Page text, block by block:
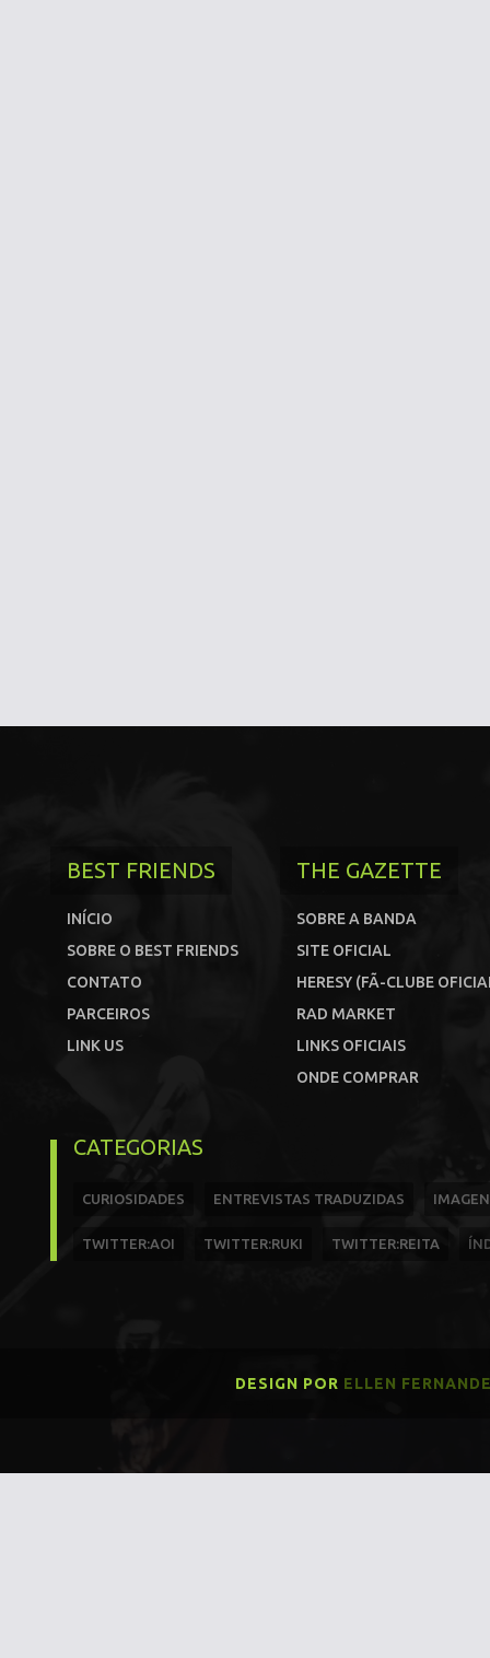
BEST FRIENDS
INÍCIO
SOBRE O BEST FRIENDS
CONTATO
PARCEIROS
LINK US
THE GAZETTE
SOBRE A BANDA
SITE OFICIAL
HERESY (FÃ-CLUBE
RAD MARKET
LINKS OFICIAIS
ONDE COMPRAR
CATEGORIAS
CURIOSIDADES ENTREVISTAS TRADUZIDAS
TWITTER:AOI TWITTER:RUKI TWITTER:REITA
DESIGN POR ELLEN